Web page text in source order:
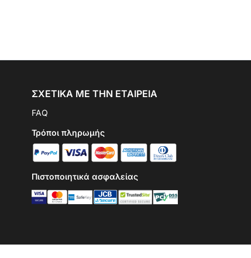
ΣΧΕΤΙΚΆ ΜΕ ΤΗΝ ΕΤΑΙΡΕΊΑ
FAQ
Τρόποι πληρωμής
Πιστοποιητικά ασφαλείας